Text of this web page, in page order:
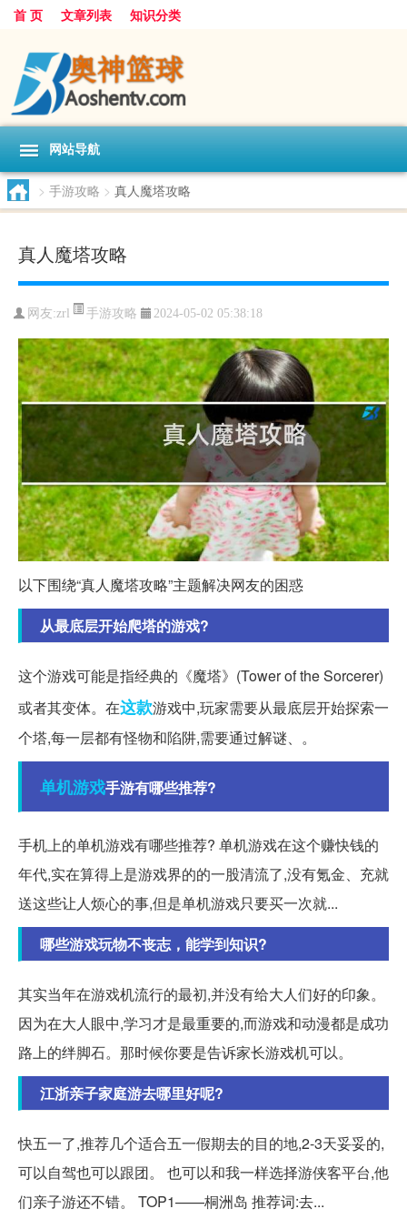
首 页 文章列表 知识分类
网站导航
> 手游攻略 > 真人魔塔攻略
真人魔塔攻略
网友:zrl 手游攻略 2024-05-02 05:38:18
以下围绕“真人魔塔攻略”主题解决网友的困惑
从最底层开始爬塔的游戏?
这个游戏可能是指经典的《魔塔》(Tower of the Sorcerer)
或者其变体。在这款游戏中,玩家需要从最底层开始探索一
个塔,每一层都有怪物和陷阱,需要通过解谜、。
单机游戏手游有哪些推荐?
手机上的单机游戏有哪些推荐? 单机游戏在这个赚快钱的
年代,实在算得上是游戏界的的一股清流了,没有氪金、充就
送这些让人烦心的事,但是单机游戏只要买一次就...
哪些游戏玩物不丧志，能学到知识?
其实当年在游戏机流行的最初,并没有给大人们好的印象。
因为在大人眼中,学习才是最重要的,而游戏和动漫都是成功
路上的绊脚石。那时候你要是告诉家长游戏机可以。
江浙亲子家庭游去哪里好呢?
快五一了,推荐几个适合五一假期去的目的地,2-3天妥妥的,
可以自驾也可以跟团。 也可以和我一样选择游侠客平台,他
们亲子游还不错。 TOP1——桐洲岛 推荐词:去...